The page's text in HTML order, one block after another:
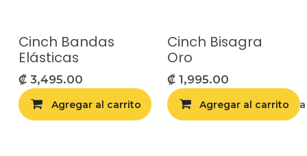
Cinch Bandas
Elásticas
₡ 3,495.00
Agregar al carrito Agregar a la
Cinch Bisagra
Oro
₡ 1,995.00
Agregar al carrito